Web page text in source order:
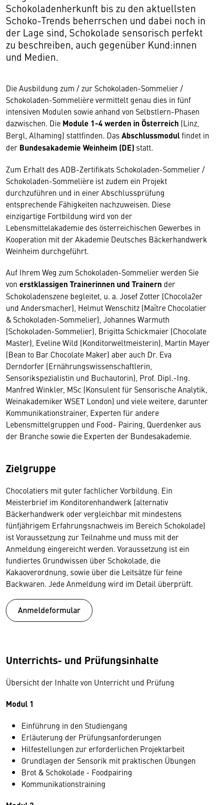
Schokoladenherkunft bis zu den aktuellsten
Schoko-Trends beherrschen und dabei noch in
der Lage sind, Schokolade sensorisch perfekt
zu beschreiben, auch gegenüber Kund:innen
und Medien.
Die Ausbildung zum / zur Schokoladen-Sommelier /
Schokoladen-Sommelière vermittelt genau dies in fünf
intensiven Modulen sowie anhand von Selbstlern-Phasen
dazwischen. Die Module 1-4 werden in Österreich (Linz,
Bergl, Alhaming) stattfinden. Das Abschlussmodulfindet in
der Bundesakademie Weinheim (DE) statt.
Zum Erhalt des ADB-Zertifikats Schokoladen-Sommelier /
Schokoladen-Sommelière ist zudem ein Projekt
durchzuführen und in einer Abschlussprüfung
entsprechende Fähigkeiten nachzuweisen. Diese
einzigartige Fortbildung wird von der
Lebensmittelakademie des österreichischen Gewerbes in
Kooperation mit der Akademie Deutsches Bäckerhandwerk
Weinheim durchgeführt.
Auf Ihrem Weg zum Schokoladen-Sommelier werden Sie
von erstklassigen Trainerinnen und Trainern der
Schokoladenszene begleitet, u. a. Josef Zotter (Chocola2er
und Andersmacher), Helmut Wenschitz (Maître Chocolatier
& Schokoladen-Sommelier), Johannes Warmuth
(Schokoladen-Sommelier), Brigitta Schickmaier (Chocolate
Master), Eveline Wild (Konditorweltmeisterin), Martin Mayer
(Bean to Bar Chocolate Maker) aber auch Dr. Eva
Derndorfer (Ernährungswissenschaftlerin,
Sensorikspezialistin und Buchautorin), Prof. Dipl.-Ing.
Manfred Winkler, MSc (Konsulent für Sensorische Analytik,
Weinakademiker WSET London) und viele weitere, darunter
Kommunikationstrainer, Experten für andere
Lebensmittelgruppen und Food- Pairing, Querdenker aus
der Branche sowie die Experten der Bundesakademie.
Zielgruppe
Chocolatiers mit guter fachlicher Vorbildung. Ein
Meisterbrief im Konditorenhandwerk (alternativ
Bäckerhandwerk oder vergleichbar mit mindestens
fünfjährigem Erfahrungsnachweis im Bereich Schokolade)
ist Voraussetzung zur Teilnahme und muss mit der
Anmeldung eingereicht werden. Voraussetzung ist ein
fundiertes Grundwissen über Schokolade, die
Kakaoverordnung, sowie über die Leitsätze für feine
Backwaren. Jede Anmeldung wird im Detail überprüft.
Anmeldeformular
Unterrichts- und Prüfungsinhalte
Übersicht der Inhalte von Unterricht und Prüfung
Modul 1
Einführung in den Studiengang
Erläuterung der Prüfungsanforderungen
Hilfestellungen zur erforderlichen Projektarbeit
Grundlagen der Sensorik mit praktischen Übungen
Brot & Schokolade - Foodpairing
Kommunikationstraining